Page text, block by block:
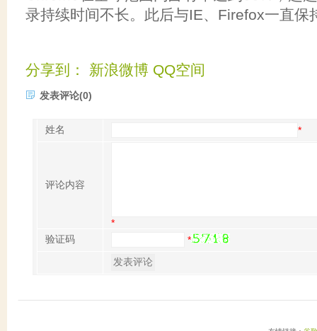
录持续时间不长。此后与IE、Firefox一直保
分享到： 新浪微博 QQ空间
发表评论(0)
姓名 *
评论内容
*
验证码
*